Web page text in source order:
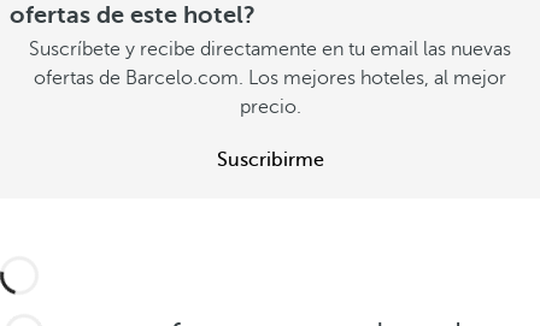
ofertas de este hotel?
Suscríbete y recibe directamente en tu email las nuevas
ofertas de Barcelo.com. Los mejores hoteles, al mejor
precio.
Suscribirme